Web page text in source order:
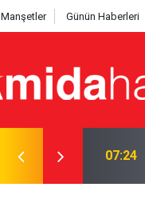
Manşetler Günün Haberleri
00:30